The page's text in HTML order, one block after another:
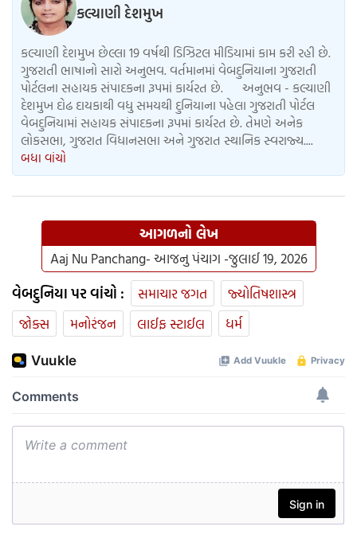
કલ્યાણી દેશમુખ
કલ્યાણી દેશમુખ છેલ્લા 19 વર્ષથી ડિઝિટલ મીડિયામાં કામ કરી રહી છે.
ગુજરાતી ભાષાનો સારો અનુભવ. વર્તમાનમાં વેબદુનિયાના ગુજરાતી
પોર્ટલના સહાયક સંપાદકના રૂપમાં કાર્યરત છે. અનુભવ - કલ્યાણી
દેશમુખ દોઢ દાયકાથી વધુ સમયથી દુનિયાના પહેલા ગુજરાતી પોર્ટલ
વેબદુનિયામાં સહાયક સંપાદકના રૂપમાં કાર્યરત છે. તેમણે અનેક
લોકસભા, ગુજરાત વિધાનસભા અને ગુજરાત સ્થાનિક સ્વરાજ્ય....
બધા વાંચો
આગળનો લેખ
Aaj Nu Panchang- આજનુ પંચાગ -જુલાઈ 19, 2026
વેબદુનિયા પર વાંચો : સમાચાર જગત
જ્યોતિષશાસ્ત્ર
જોક્સ
મનોરંજન લાઈફ સ્ટાઈલ ધર્મ